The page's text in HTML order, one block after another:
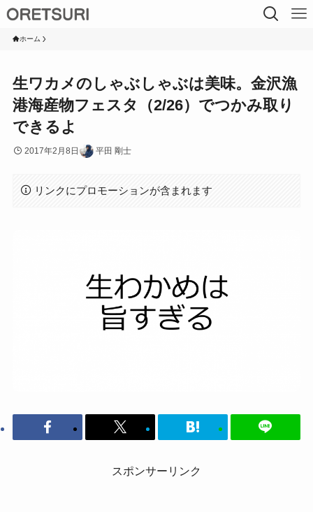
ホーム
生ワカメのしゃぶしゃぶは美味。金沢漁
港海産物フェスタ（2/26）でつかみ取り
できるよ
2017年2月8日 平田 剛士
リンクにプロモーションが含まれます
スポンサーリンク